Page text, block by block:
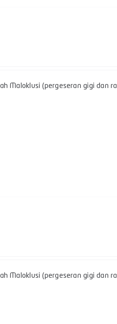
Maloklusi (pergeseran gigi dan
Maloklusi (pergeseran gigi dan